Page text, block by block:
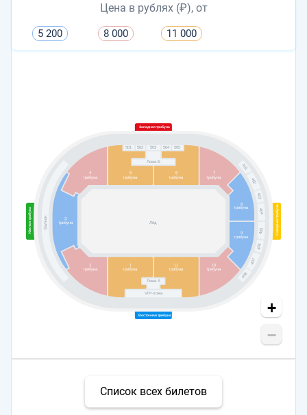
Цена в рублях (₽), от
5 200 8 000 11 000
Южная трибуна
Восточная трибуна
Западная трибуна
Северная трибуна
Лёд
Балкон
1
трибуна
2
трибуна
3
трибуна
4
трибуна
5
трибуна
6
трибуна
7
трибуна
8
трибуна
9
трибуна
10
трибуна
11
трибуна
VIP-ложа
Ложа А
Ложа Б
401
402
403
404
405
406
407
408
501 502 503 504 505
+
−
Список всех билетов